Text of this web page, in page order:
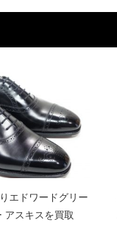
エドワードグリー
アスキスを買取